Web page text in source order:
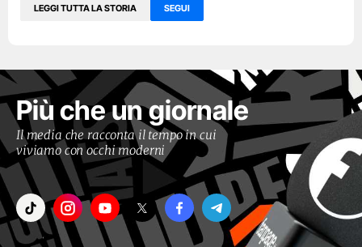
LEGGI TUTTA LA STORIA SEGUI
Più che un giornale
Il media che racconta il tempo in cui
viviamo con occhi moderni